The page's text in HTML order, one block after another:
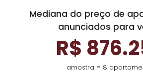
Mediana do preço de
anunciados para
R$
amostra = 8